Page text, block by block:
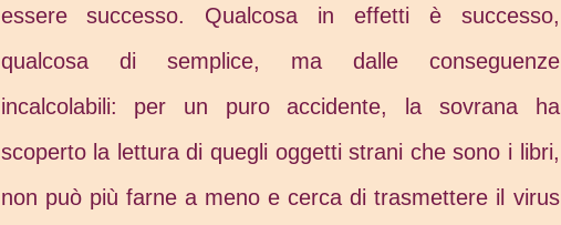
essere successo. Qualcosa in effetti è successo,
qualcosa di semplice, ma dalle conseguenze
incalcolabili: per un puro accidente, la sovrana ha
scoperto la lettura di quegli oggetti strani che sono i libri,
non può più farne a meno e cerca di trasmettere il virus